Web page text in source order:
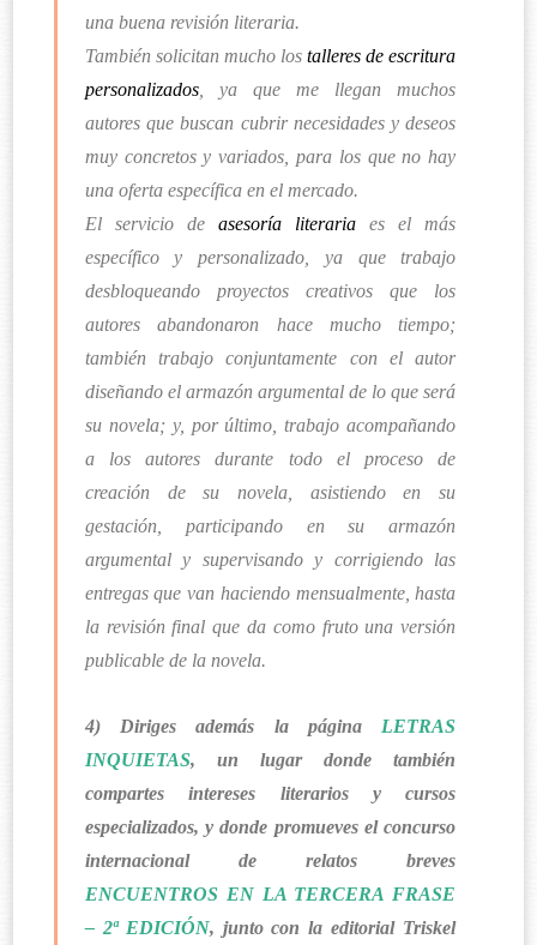
una buena revisión literaria.
También solicitan mucho lostalleres de escritura
personalizados, ya que me llegan muchos
autores que buscan cubrir necesidades y deseos
muy concretos y variados, para los que no hay
una oferta específica en el mercado.
El servicio de asesoría literaria es el más
específico y personalizado, ya que trabajo
desbloqueando proyectos creativos que los
autores abandonaron hace mucho tiempo;
también trabajo conjuntamente con el autor
diseñando el armazón argumental de lo que será
su novela; y, por último, trabajo acompañando
a los autores durante todo el proceso de
creación de su novela, asistiendo en su
gestación, participando en su armazón
argumental y supervisando y corrigiendo las
entregas que van haciendo mensualmente, hasta
la revisión final que da como fruto una versión
publicable de la novela.
4) Diriges además la página LETRAS
INQUIETAS, un lugar donde también
compartes intereses literarios y cursos
especializados, y donde promueves el concurso
internacional de relatos breves
ENCUENTROS EN LA TERCERA FRASE
– 2ª EDICIÓN, junto con la editorial Triskel